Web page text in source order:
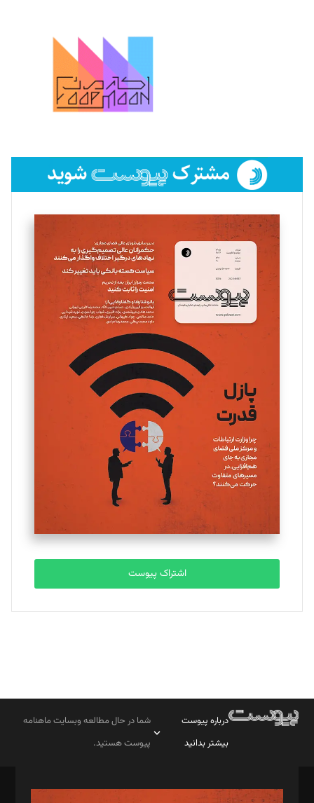
اشتراک پیوست
درباره پیوست
بیشتر بدانید
شما در حال مطالعه وبسایت ماهنامه
پیوست هستید.
مدیر مسئول: محمدباقر اثنی‌عشری